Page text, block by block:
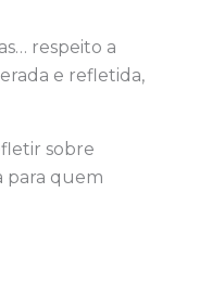
respeito a
e refletida,
sobre
para quem